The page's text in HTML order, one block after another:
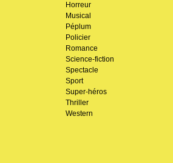
Horreur
Musical
Péplum
Policier
Romance
Science-fiction
Spectacle
Sport
Super-héros
Thriller
Western